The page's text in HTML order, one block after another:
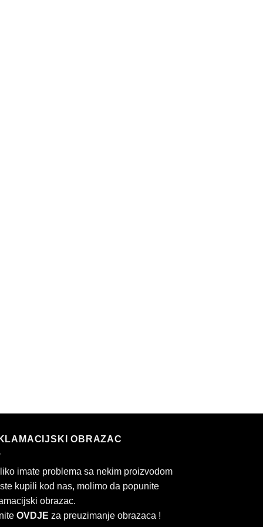
OBRAZAC
imate problema sa nekim proizvodom
kupili kod nas, molimo da popunite
obrazac.
OVDJE za preuzimanje obrazaca !